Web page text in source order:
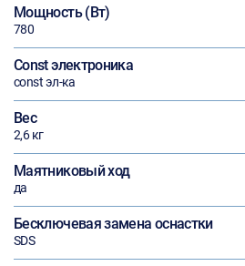
Мощность (Вт)
780
Const электроника
const эл-ка
Вес
2,6 кг
Маятниковый ход
да
Бесключевая замена оснастки
SDS